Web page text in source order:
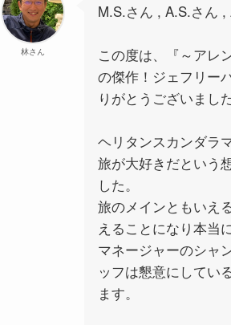
林さん
M.S.さん , A.S.さん ,
この度は、『～アレ
の傑作！ジェフリー
りがとうございました
ヘリタンスカンダラ
旅が大好きだという
した。
旅のメインともいえ
えることになり本当
マネージャーのシャ
ッフは懇意にしてい
ます。